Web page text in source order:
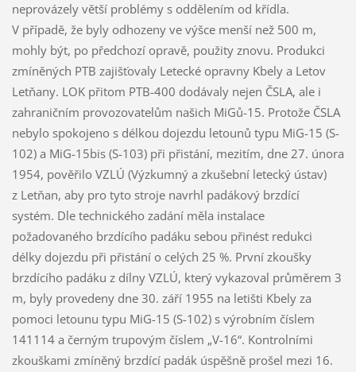
neprovázely větší problémy s oddělením od křídla.
V případě, že byly odhozeny ve výšce menší než 500 m,
mohly být, po předchozí opravě, použity znovu. Produkci
zmíněných PTB zajišťovaly Letecké opravny Kbely a Letov
Letňany. LOK přitom PTB-400 dodávaly nejen ČSLA, ale i
zahraničním provozovatelům našich MiGů-15. Protože ČSLA
nebylo spokojeno s délkou dojezdu letounů typu MiG-15 (S-
102) a MiG-15bis (S-103) při přistání, mezitím, dne 27. února
1954, pověřilo VZLÚ (Výzkumný a zkušební letecký ústav)
z Letňan, aby pro tyto stroje navrhl padákový brzdící
systém. Dle technického zadání měla instalace
požadovaného brzdícího padáku sebou přinést redukci
délky dojezdu při přistání o celých 25 %. První zkoušky
brzdícího padáku z dílny VZLÚ, který vykazoval průměrem 3
m, byly provedeny dne 30. září 1955 na letišti Kbely za
pomoci letounu typu MiG-15 (S-102) s výrobním číslem
141114 a černým trupovým číslem „V-16“. Kontrolními
zkouškami zmíněný brzdící padák úspěšně prošel mezi 16.